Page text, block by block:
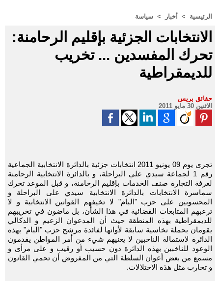
الرئيسية > أخبار > سياسة
الانتخابات الجزئية بإقليم الرحامنة:
تحرك المفسدين ... تخريب
للديمقراطية
حقائق بريس
الاثنين 30 مايو 2011
تجرى يوم 09 يونيو 2011 انتخابات جزئية بالدائرة الانتخابية الجماعية
رقم 1 لجماعة سيدي علي البراحلة، و بالدائرة الانتخابية الرحامنة
لغرفة التجارة صنف الخدمات بإقليم الرحامنة، و قبل الموعد تحرك
سماسرة الانتخابات بالدائرة الانتخابية سيدي على البراحلة و
المحسوبين على حزب "البام" لا تخيفهم القوانين الانتخابية و لا
ترعبهم المتابعات القضائية في هذا الشأن، بل ماضون في تخريبهم
للديمقراطية بهذه المنطقة حيث أن المدعوان الزعيم و الدكالي
يقومان بحملة نخاسية سابقة لأوانها لفائدة مرشح حزب "البام" بهذه
الدائرة لاستمالة الناخبين لا يعنيهم شيء من أمر المواطن يقدمون
الوعود للناخبين بهذه الدائرة دون حسيب أو رقيب و على مرأى و
مسمع من بعض أعوان السلطة التي من المفروض أن تحمي القانون
و تحارب مثل هذه الاختلالات.